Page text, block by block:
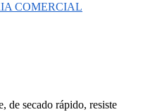
COMERCIAL
de secado rápido, resiste